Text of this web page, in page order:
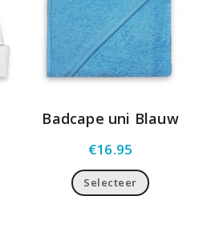
Badcape uni Blauw
€16.95
Selecteer